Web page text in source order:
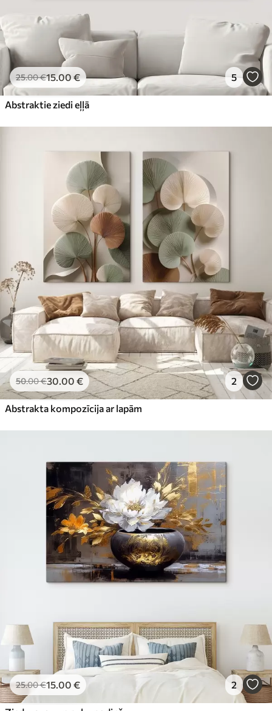
25.00€15.00€ 5
Abstraktie ziedi eļļā
50.00€30.00 € 2
Abstrakta kompozīcija ar lapām
25.00€15.00 € 2